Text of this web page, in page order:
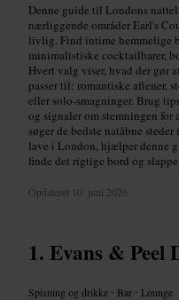
Denne guide til Londons
nærliggende områder Earl's
livlig. Find intime hemmelige
minimalistiske cocktailbarer,
Hvert valg viser, hvad der gør
passer til: romantiske aftener,
eller solo-smagninger. Brug
og signaler om stemningen
søger de bedste natåbne
lave i London, hjælper denne
finde det rigtige bord og
Opdateret 10. juni 2026
Evans & Peel
Spisning og drikke • Bar • Lounge